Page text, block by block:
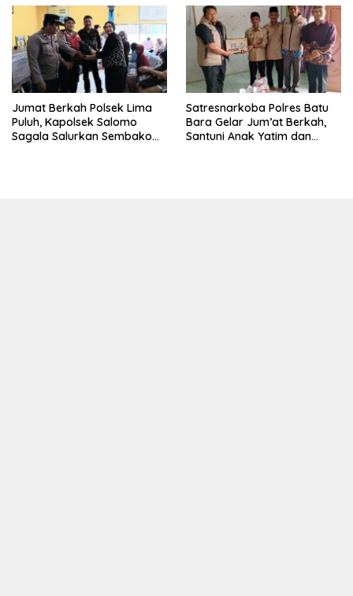
Satgas TMMD Ke-129 Kodim
0208/Asahan
Jumat Berkah Polsek Lima
Puluh, Kapolsek Salomo
Sagala Salurkan Sembako
Satresnarkoba Polres Batu
Bara Gelar Jum’at Berkah,
Santuni Anak Yatim dan